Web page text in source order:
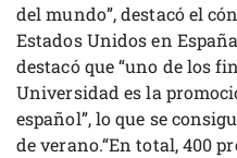
del mundo”, destacó el
Estados Unidos en
destacó que “uno de los
Universidad es la
español”, lo que se
de verano.“En total, 400